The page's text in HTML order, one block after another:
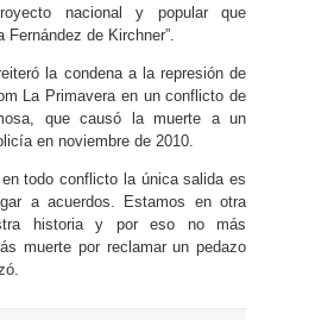
nacional y popular que
de Kirchner”.
la condena a la represión de
La Primavera en un conflicto de
que causó la muerte a un
en noviembre de 2010.
todo conflicto la única salida es
a acuerdos. Estamos en otra
historia y por eso no más
muerte por reclamar un pedazo